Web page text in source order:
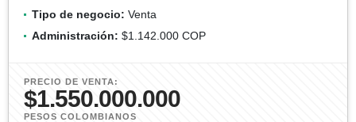
Tipo de negocio: Venta
Administración: $1.142.000 COP
PRECIO DE VENTA:
$1.550.000.000
PESOS COLOMBIANOS